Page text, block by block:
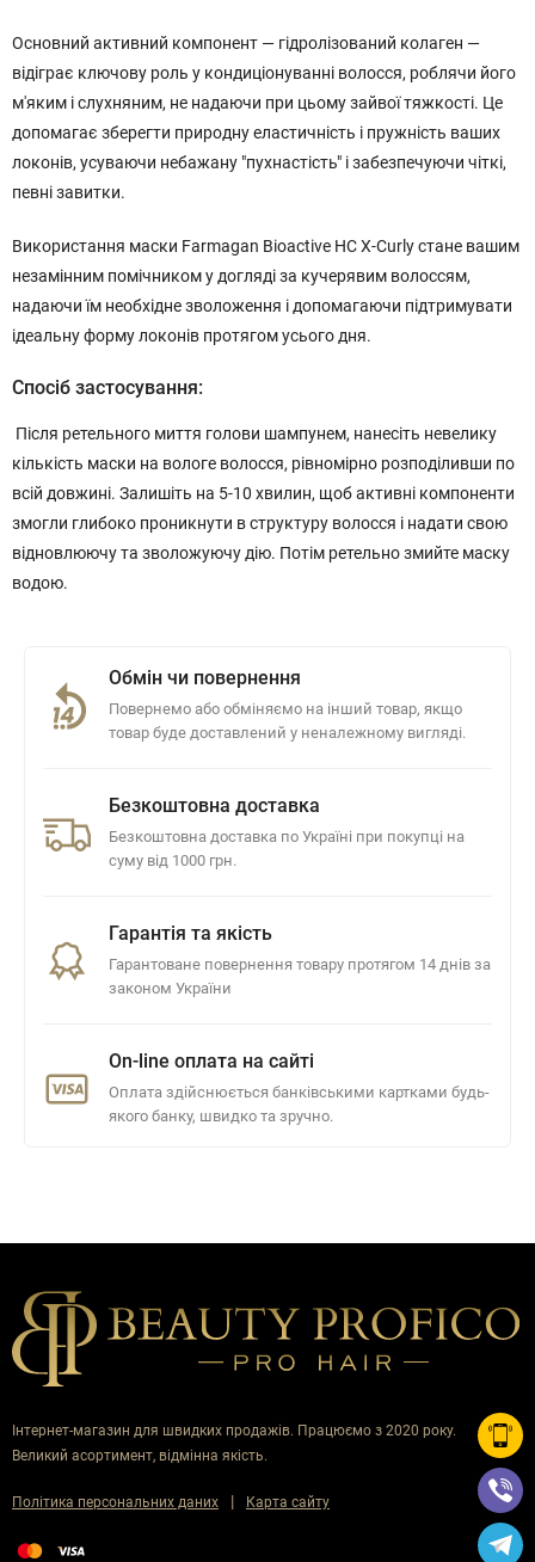
Основний активний компонент — гідролізований колаген —
відіграє ключову роль у кондиціонуванні волосся, роблячи його
м'яким і слухняним, не надаючи при цьому зайвої тяжкості. Це
допомагає зберегти природну еластичність і пружність ваших
локонів, усуваючи небажану "пухнастість" і забезпечуючи чіткі,
певні завитки.
Використання маски Farmagan Bioactive HC X-Curly стане вашим
незамінним помічником у догляді за кучерявим волоссям,
надаючи їм необхідне зволоження і допомагаючи підтримувати
ідеальну форму локонів протягом усього дня.
Спосіб застосування:
Після ретельного миття голови шампунем, нанесіть невелику
кількість маски на вологе волосся, рівномірно розподіливши по
всій довжині. Залишіть на 5-10 хвилин, щоб активні компоненти
змогли глибоко проникнути в структуру волосся і надати свою
відновлюючу та зволожуючу дію. Потім ретельно змийте маску
водою.
Обмін чи повернення
Повернемо або обміняємо на інший товар, якщо
товар буде доставлений у неналежному вигляді.
Безкоштовна доставка
Безкоштовна доставка по Україні при покупці на
суму від 1000 грн.
Гарантія та якість
Гарантоване повернення товару протягом 14 днів за
законом України
On-line оплата на сайті
Оплата здійснюється банківськими картками будь-
якого банку, швидко та зручно.
Інтернет-магазин для швидких продажів. Працюємо з 2020 року.
Великий асортимент, відмінна якість.
Політика персональних даних | Карта сайту